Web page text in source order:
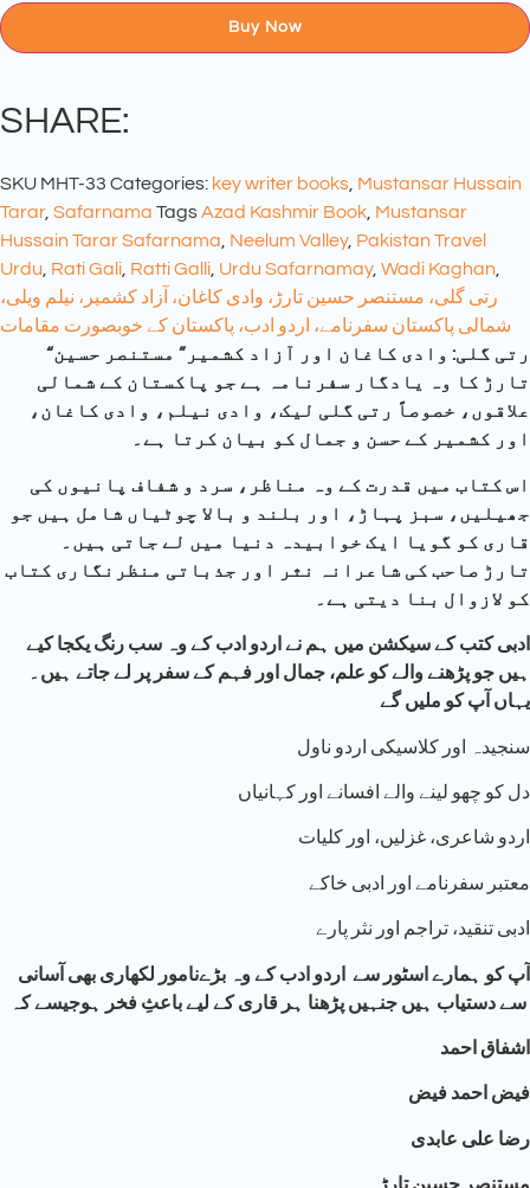
Buy Now
SHARE:
SKU MHT-33 Categories: key writer books, Mustansar Hussain
Tarar, Safarnama TagsAzad Kashmir Book, Mustansar
Hussain Tarar Safarnama, Neelum Valley, Pakistan Travel
Urdu, Rati Gali, Ratti Galli, Urdu Safarnamay, Wadi Kaghan,
رتی گلی، مستنصر حسین تارڑ، وادی کاغان، آزاد کشمیر، نیلم ویلی،
شمالی پاکستان سفرنامے، اردو ادب، پاکستان کے خوبصورت مقامات
“رتی گلی: وادی کاغان اور آزاد کشمیر” مستنصر حسین
تارڑ کا وہ یادگار سفرنامہ ہے جو پاکستان کے شمالی
علاقوں، خصوصاً رتی گلی لیک، وادی نیلم، وادی کاغان،
اور کشمیر کے حسن و جمال کو بیان کرتا ہے۔
اس کتاب میں قدرت کے وہ مناظر، سرد و شفاف پانیوں کی
جھیلیں، سبز پہاڑ، اور بلند و بالا چوٹیاں شامل ہیں جو
قاری کو گویا ایک خوابیدہ دنیا میں لے جاتی ہیں۔
تارڑ صاحب کی شاعرانہ نثر اور جذباتی منظرنگاری کتاب
کو لازوال بنا دیتی ہے۔
ادبی کتب کے سیکشن میں ہم نے اردو ادب کے وہ سب رنگ یکجا کیے
ہیں جو پڑھنے والے کو علم، جمال اور فہم کے سفر پر لے جاتے ہیں۔
یہاں آپ کو ملیں گے
سنجیدہ اور کلاسیکی اردو ناول
دل کو چھو لینے والے افسانے اور کہانیاں
اردو شاعری، غزلیں، اور کلیات
معتبر سفرنامے اور ادبی خاکے
ادبی تنقید، تراجم اور نثر پارے
پ کو ہمارے اسٹور سے اردو ادب کے وہ بڑےنامور لکھاری بھی آسانی
اشفاق احمد
فیض احمد فیض
رضا علی عابدی